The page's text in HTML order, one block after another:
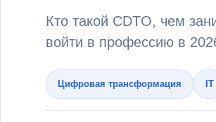
Кто такой CDTO, чем
войти в профессию в
Цифровая трансформация IT